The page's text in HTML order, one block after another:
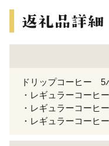
ドリップコーヒー 5
・レギュラーコーヒ
・レギュラーコーヒ
・レギュラーコーヒ